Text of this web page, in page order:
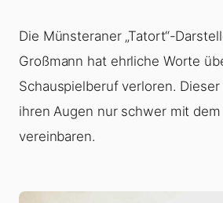
Die Münsteraner „Tatort“-
Großmann hat ehrliche Worte
Schauspielberuf verloren.
ihren Augen nur schwer mit
vereinbaren.